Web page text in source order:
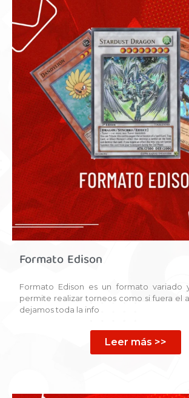
Formato Edison
Formato Edison es un formato variado
permite realizar torneos como si fuera el
dejamos toda la info
Leer más >>